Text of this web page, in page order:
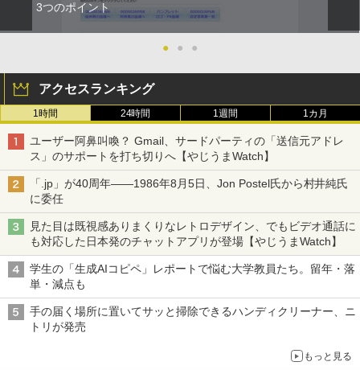
3つのポイント
● ● ●
アクセスランキング
1時間 24時間 1週間 1カ月
ユーザー阿鼻叫喚？ Gmail、サードパーティの「送信元アドレ
ス」のサポートを打ち切りへ【やじうまWatch】
「.jp」が40周年――1986年8月5日、Jon Postel氏から村井純氏
に委任
見た目は既視感ありまくりなレトロデザイン、でもビデオ通話に
も対応した日本発のチャットアプリが登場【やじうまWatch】
学生の「生成AIコピペ」レポートで悩む大学教員たち。留年・落
単・減点も
手の届く場所に置いてサッと掃除できるハンディクリーナー、ニ
トリが発売
もっと見る